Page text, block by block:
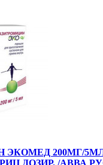
200МГ/5МЛ.
ДОЗИР. /АВВА